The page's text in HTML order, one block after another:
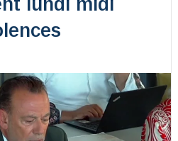
lundi midi